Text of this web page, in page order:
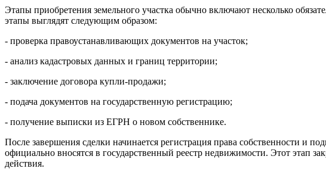
Этапы приобретения земельного участка обычно включают несколько
этапы выглядят следующим образом:
- проверка правоустанавливающих документов на участок;
- анализ кадастровых данных и границ территории;
- заключение договора купли‑продажи;
- подача документов на государственную регистрацию;
- получение выписки из ЕГРН о новом собственнике.
После завершения сделки начинается регистрация права собственности и
официально вносятся в государственный реестр недвижимости. Этот этап
действия.